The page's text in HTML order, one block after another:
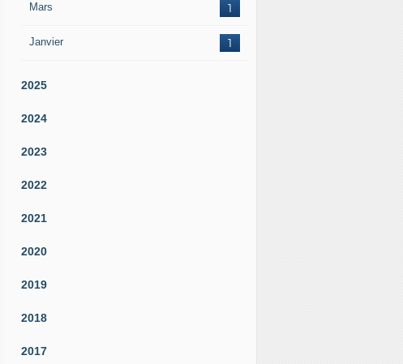
Mars 1
Janvier 1
2025
2024
2023
2022
2021
2020
2019
2018
2017